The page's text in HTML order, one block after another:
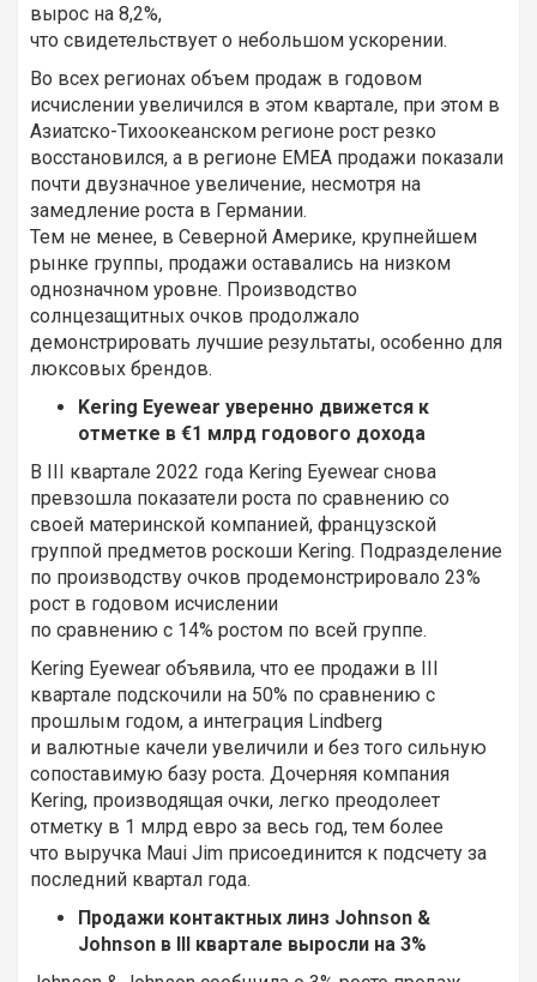
вырос на 8,2%,
что свидетельствует о небольшом ускорении.
Во всех регионах объем продаж в годовом
исчислении увеличился в этом квартале, при этом в
Азиатско-Тихоокеанском регионе рост резко
восстановился, а в регионе EMEA продажи показали
почти двузначное увеличение, несмотря на
замедление роста в Германии.
Тем не менее, в Северной Америке, крупнейшем
рынке группы, продажи оставались на низком
однозначном уровне. Производство
солнцезащитных очков продолжало
демонстрировать лучшие результаты, особенно для
люксовых брендов.
Kering Eyewear уверенно движется к
отметке в €1 млрд годового дохода
В III квартале 2022 года Kering Eyewear снова
превзошла показатели роста по сравнению со
своей материнской компанией, французской
группой предметов роскоши Kering. Подразделение
по производству очков продемонстрировало 23%
рост в годовом исчислении
по сравнению с 14% ростом по всей группе.
Kering Eyewear объявила, что ее продажи в III
квартале подскочили на 50% по сравнению с
прошлым годом, а интеграция Lindberg
и валютные качели увеличили и без того сильную
сопоставимую базу роста. Дочерняя компания
Kering, производящая очки, легко преодолеет
отметку в 1 млрд евро за весь год, тем более
что выручка Maui Jim присоединится к подсчету за
последний квартал года.
Продажи контактных линз Johnson &
Johnson в III квартале выросли на 3%